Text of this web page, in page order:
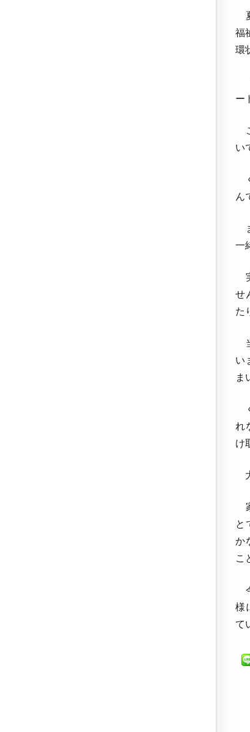
福
環
ー
い
ん
一
せ
た
い
ま
れ
け
と
か
こ
様
て